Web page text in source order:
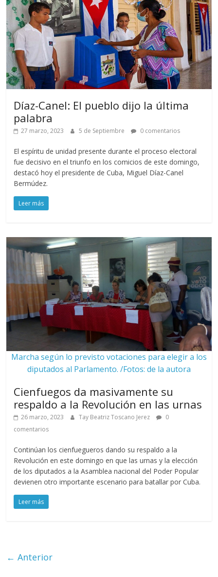
Díaz-Canel: El pueblo dijo la última
palabra
27 marzo, 2023 5 de Septiembre 0 comentarios
El espíritu de unidad presente durante el proceso electoral
fue decisivo en el triunfo en los comicios de este domingo,
destacó hoy el presidente de Cuba, Miguel Díaz-Canel
Bermúdez.
Leer más
Marcha según lo previsto votaciones para elegir a los
diputados al Parlamento. /Fotos: de la autora
Cienfuegos da masivamente su
respaldo a la Revolución en las urnas
26 marzo, 2023 Tay Beatriz Toscano Jerez
0
comentarios
Continúan los cienfuegueros dando su respaldo a la
Revolución en este domingo en que las urnas y la elección
de los diputados a la Asamblea nacional del Poder Popular
devienen otro importante escenario para batallar por Cuba.
Leer más
← Anterior